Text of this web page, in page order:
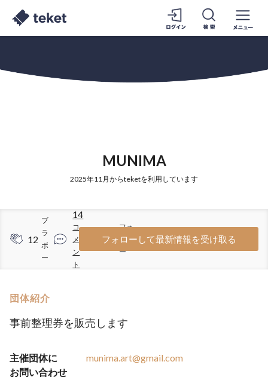
MUNIMA
2025年11月からteketを利用しています
12
ブ
ラ
ボ
ー
14
コ
メ
ン
ト
64
フォ
ロワ
ー
フォローして最新情報を受け取る
団体紹介
事前整理券を販売します
主催団体に
お問い合わせ
munima.art@gmail.com